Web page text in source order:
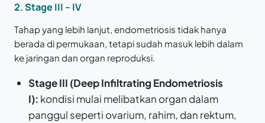
2. Stage III – IV
Tahap yang lebih lanjut, endometriosis tidak hanya
berada di permukaan, tetapi sudah masuk lebih dalam
ke jaringan dan organ reproduksi.
Stage III (Deep Infiltrating Endometriosis
I): kondisi mulai melibatkan organ dalam
panggul seperti ovarium, rahim, dan rektum,